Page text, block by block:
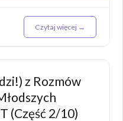
Czytaj więcej →
z Rozmów
(Część 2/10)